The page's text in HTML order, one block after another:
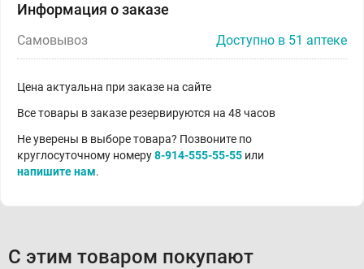
Информация о заказе
Самовывоз Доступно в 51 аптеке
Цена актуальна при заказе на сайте
Все товары в заказе резервируются на 48 часов
Не уверены в выборе товара? Позвоните по
круглосуточному номеру8-914-555-55-55 или
напишите нам.
С этим товаром покупают